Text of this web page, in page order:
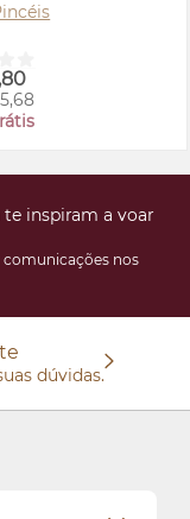
te inspiram a voar
comunicações nos
dúvidas.